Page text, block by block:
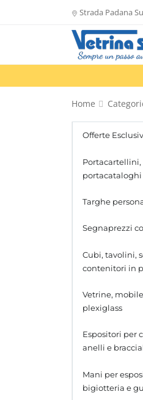
Strada Padana
Home
Offerte
portacataloghi
Targhe
Segnaprezzi
Cubi, tavolini,
contenitori in
Cubi
Scalette
Vetrine,
plexiglass
Espositori per
anelli e
Mani per
bigiotteria e